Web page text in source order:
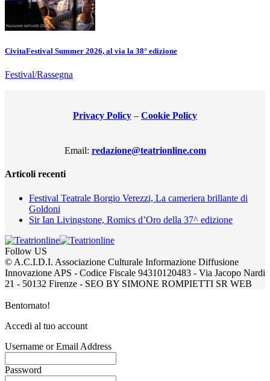
CivitaFestival Summer 2026, al via la 38° edizione
Festival/Rassegna
Privacy Policy – Cookie Policy
Email: redazione@teatrionline.com
Articoli recenti
Festival Teatrale Borgio Verezzi, La cameriera brillante di
Goldoni
Sir Ian Livingstone, Romics d’Oro della 37^ edizione
Follow US
© A.C.I.D.I. Associazione Culturale Informazione Diffusione
Innovazione APS - Codice Fiscale 94310120483 - Via Jacopo Nardi
21 - 50132 Firenze - SEO BY SIMONE ROMPIETTI SR WEB
Bentornato!
Accedi al tuo account
Username or Email Address
Password